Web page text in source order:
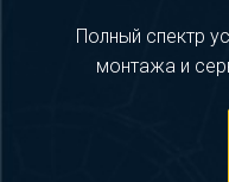
Полный спектр
монтажа и